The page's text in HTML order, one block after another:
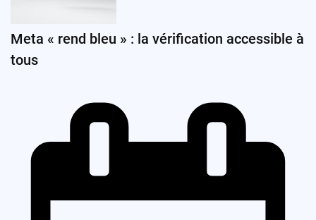
Meta « rend bleu » : la vérification accessible à
tous